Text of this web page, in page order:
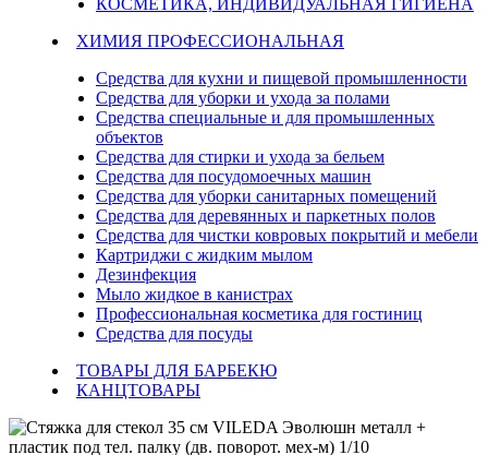
ХИМИЯ ПРОФЕССИОНАЛЬНАЯ
Средства для кухни и пищевой промышленности
Средства для уборки и ухода за полами
Средства специальные и для промышленных
объектов
Средства для стирки и ухода за бельем
Средства для посудомоечных машин
Средства для уборки санитарных помещений
Средства для деревянных и паркетных полов
Средства для чистки ковровых покрытий и мебели
Картриджи с жидким мылом
Дезинфекция
Мыло жидкое в канистрах
Профессиональная косметика для гостиниц
Средства для посуды
ТОВАРЫ ДЛЯ БАРБЕКЮ
КАНЦТОВАРЫ